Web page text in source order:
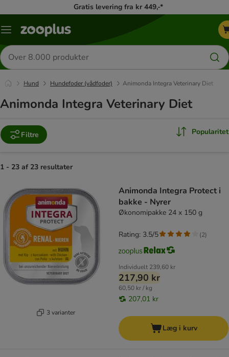
Gratis levering fra kr 449,-*
Menu
Søg
efter
produkter
Hund Hundefoder (vådfoder) Animonda Integra Veterinary Diet
Animonda Integra Veterinary Diet
Filtre Popularitet
1 - 23 af 23 resultater
3 varianter
Animonda Integra Protect i
bakke - Nyrer
Økonomipakke 24 x 150 g
Individuelt 239,60 kr
217,90 kr
60,50 kr / kg
207,01 kr
Rating: 3.5/5 (2)
Læg i kurv